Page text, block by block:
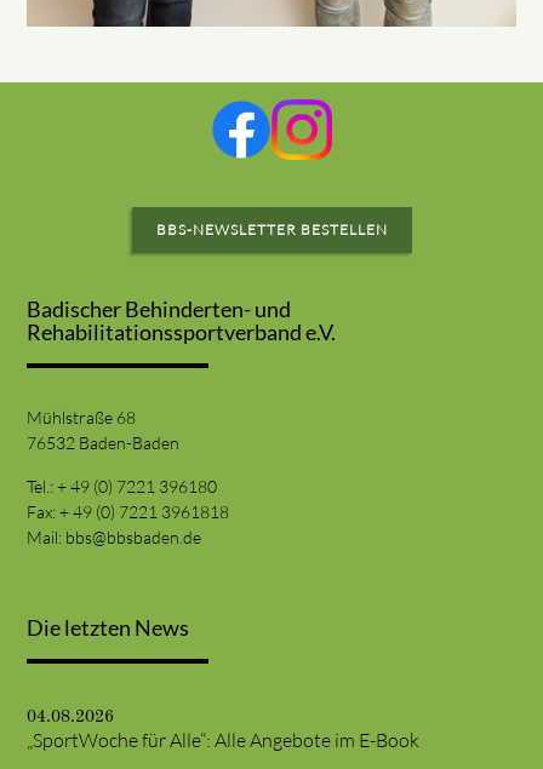
BBS-NEWSLETTER BESTELLEN
Badischer Behinderten- und
Rehabilitationssportverband e.V.
Mühlstraße 68
76532 Baden-Baden
Tel.: + 49 (0) 7221 396180
Fax: + 49 (0) 7221 3961818
Mail: bbs@bbsbaden.de
Die letzten News
04.08.2026
„SportWoche für Alle“: Alle Angebote im E-Book